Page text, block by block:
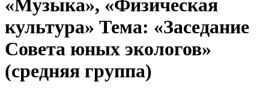
«Музыка», «Физическая
культура» Тема: «Заседание
Совета юных экологов»
(средняя группа)